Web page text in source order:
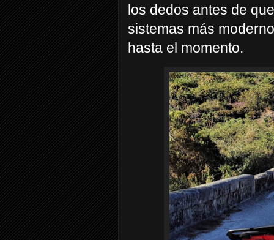
los dedos antes de
sistemas más
hasta el momento.